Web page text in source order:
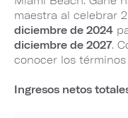
maestra al celebrar
diciembre de 2024
diciembre de 2027.
conocer los
Ingresos netos